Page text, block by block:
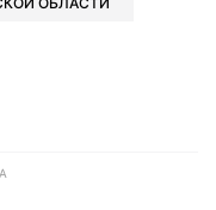
X в Google news
в Viber
в LinkedIn